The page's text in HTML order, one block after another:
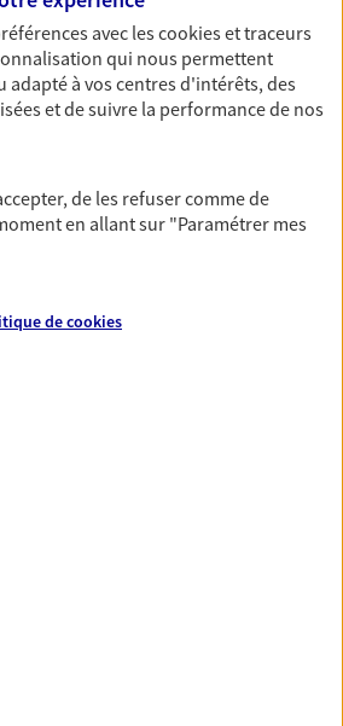
assurez-vous avec notre
en optant pour les
temporaire totale de travail,
avec lescookies et traceurs
qui nous permettent
à vos centres d'intérêts, des
et de suivre la performance de nos
de les refuser comme de
en allant sur "Paramétrer mes
decookies